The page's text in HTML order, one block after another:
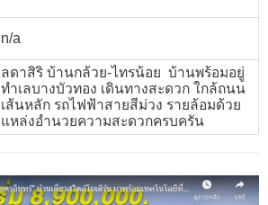
n/a
ลดาสิริ บ้านกล้วย-ไทรน้อย บ้านพร้อมอยู่
ทำเลบางบัวทอง เดินทางสะดวก ใกล้ถนน
เส้นหลัก รถไฟฟ้าสายสีม่วง รายล้อมด้วย
แหล่งอำนวยความสะดวกครบครัน